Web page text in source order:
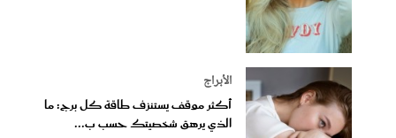
الأبراج
أكثر موقف يستنزف طاقة كل برج: ما
الذي يرهق شخصيتك حسب ب...